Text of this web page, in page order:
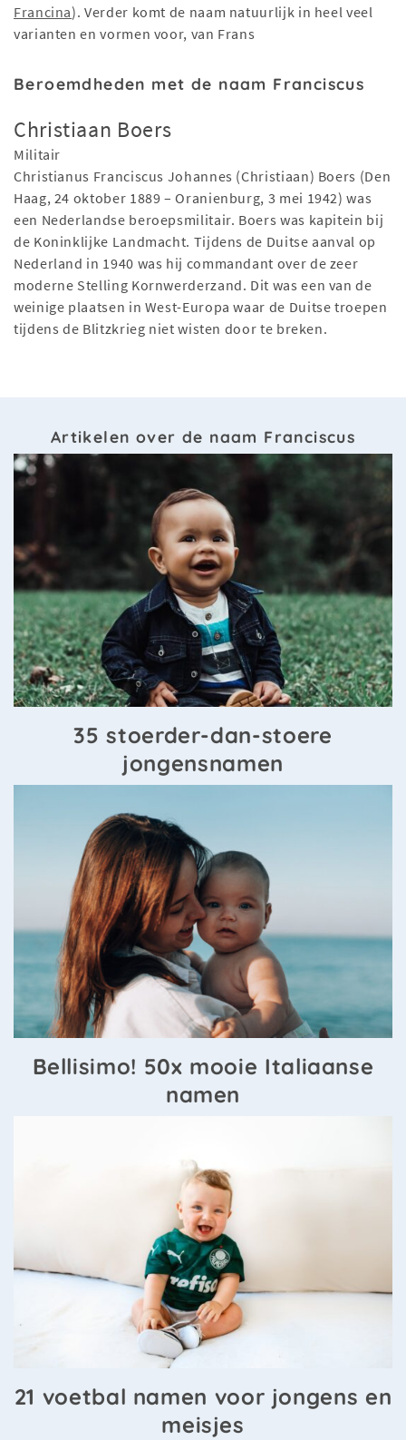
Francina). Verder komt de naam natuurlijk in heel veel
varianten en vormen voor, van Frans
Beroemdheden met de naam Franciscus
Christiaan Boers
Militair
Christianus Franciscus Johannes (Christiaan) Boers (Den
Haag, 24 oktober 1889 – Oranienburg, 3 mei 1942) was
een Nederlandse beroepsmilitair. Boers was kapitein bij
de Koninklijke Landmacht. Tijdens de Duitse aanval op
Nederland in 1940 was hij commandant over de zeer
moderne Stelling Kornwerderzand. Dit was een van de
weinige plaatsen in West-Europa waar de Duitse troepen
tijdens de Blitzkrieg niet wisten door te breken.
Artikelen over de naam Franciscus
35 stoerder-dan-stoere
jongensnamen
Bellisimo! 50x mooie Italiaanse
namen
21 voetbal namen voor jongens en
meisjes